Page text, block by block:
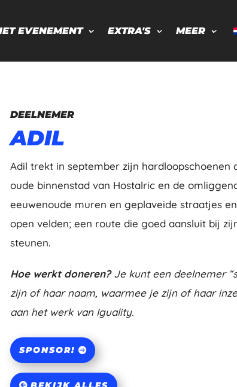
EVENEMENT EXTRA'S MEER
DEELNEMER
ADIL
Adil trekt in september zijn hardloopschoenen
oude binnenstad van Hostalric en de
eeuwenoude muren en geplaveide straatjes
open velden; een route die goed aansluit bij
steunen.
Hoe werkt doneren?Je kunt een deelnemer
zijn of haar naam, waarmee je zijn of haar
aan het werk van Iguality.
SPONSOR!